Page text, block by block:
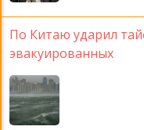
По Китаю ударил
эвакуированных